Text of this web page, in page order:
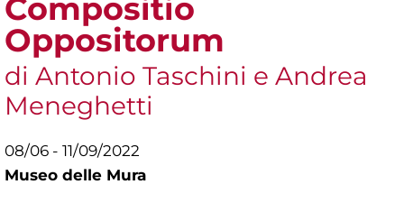
Compositio
Oppositorum
di Antonio Taschini e Andrea
Meneghetti
08/06 - 11/09/2022
Museo delle Mura